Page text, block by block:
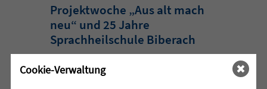
Projektwoche „Aus alt mach
neu“ und 25 Jahre
Sprachheilschule Biberach
Im Mai stand an der Sprachheilschule
Cookie-Verwaltung